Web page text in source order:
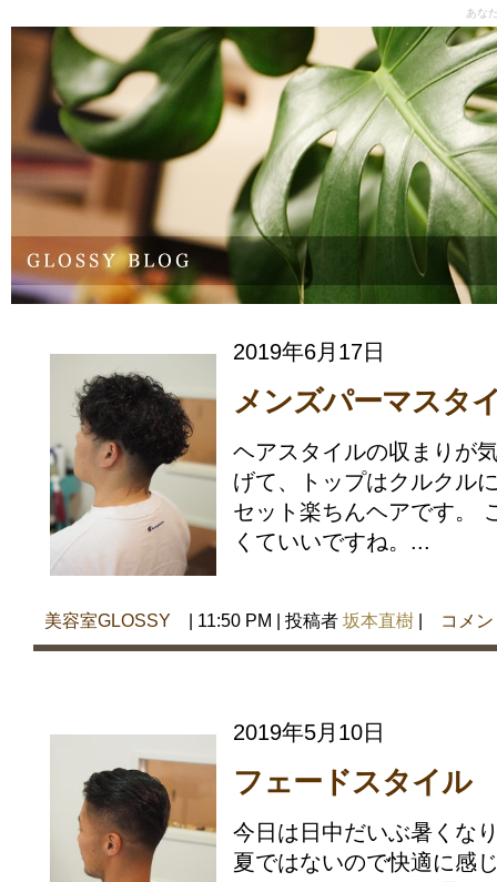
あな
2019年6月17日
メンズパーマスタ
ヘアスタイルの収まりが
げて、トップはクルクル
セット楽ちんヘアです。
くていいですね。...
美容室GLOSSY | 11:50 PM | 投稿者 坂本直樹 | コメ
2019年5月10日
フェードスタイル
今日は日中だいぶ暑くな
夏ではないので快適に感